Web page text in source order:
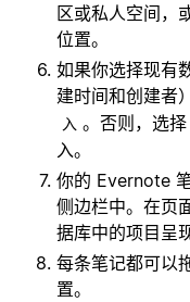
区或私人空间，
位置。
如果你选择现有
建时间和创建者
入 。否则，选择
入。
你的 Evernote
侧边栏中。在页
据库中的项目呈现
每条笔记都可以
置。